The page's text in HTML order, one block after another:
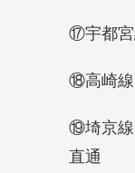
⑰宇都宮
⑱高崎線
⑲埼京線
直通